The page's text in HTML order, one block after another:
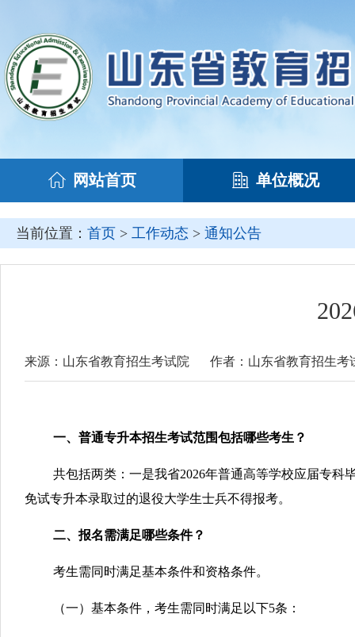
网站首页 单位概况
当前位置： 首页 > 工作动态 > 通知公告
来源：山东省教育招生考试院 作者：山东省教育招生考
一、普通专升本招生考试范围包括哪些考生？
共包括两类：一是我省2026年普通高等学校应届专
免试专升本录取过的退役大学生士兵不得报考。
二、报名需满足哪些条件？
考生需同时满足基本条件和资格条件。
（一）基本条件，考生需同时满足以下5条：